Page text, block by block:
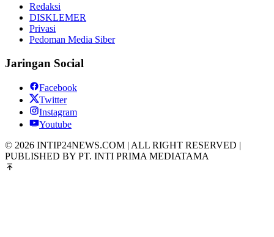
Redaksi
DISKLEMER
Privasi
Pedoman Media Siber
Jaringan Social
Facebook
Twitter
Instagram
Youtube
© 2026 INTIP24NEWS.COM | ALL RIGHT RESERVED |
PUBLISHED BY PT. INTI PRIMA MEDIATAMA